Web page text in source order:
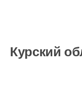
Курский